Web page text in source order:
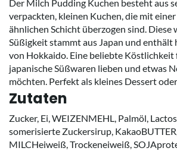
Der Milch Pudding Kuchen besteht aus
verpackten, kleinen Kuchen, die mit
ähnlichen Schicht überzogen sind. Diese
Süßigkeit stammt aus Japan und
von Hokkaido. Eine beliebte Köstlichkeit
japanische Süßwaren lieben und etwas
möchten. Perfekt als kleines Dessert
Zutaten
Zucker, Ei, WEIZENMEHL, Palmöl,
somerisierte Zuckersirup,
MILCHeiweiß, Trockeneiweiß,